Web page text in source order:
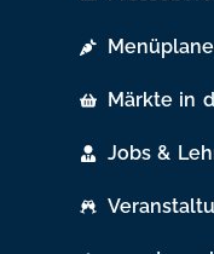
Märkte in
Jobs &